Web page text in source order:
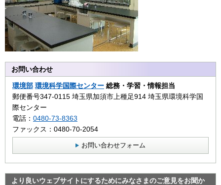
お問い合わせ
環境部 環境科学国際センター 総務・学習・情報担当
郵便番号347-0115 埼玉県加須市上種足914 埼玉県環境科学国
際センター
電話： 0480-73-8363
ファックス：0480-70-2054
お問い合わせフォーム
より良いウェブサイトにするためにみなさまのご意見をお聞か